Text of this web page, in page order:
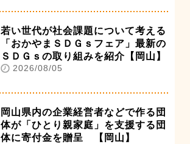
若い世代が社会課題について考える
「おかやまＳＤＧｓフェア」最新の
ＳＤＧｓの取り組みを紹介【岡山】
2026/08/05
岡山県内の企業経営者などで作る団
体が「ひとり親家庭」を支援する団
体に寄付金を贈呈 【岡山】